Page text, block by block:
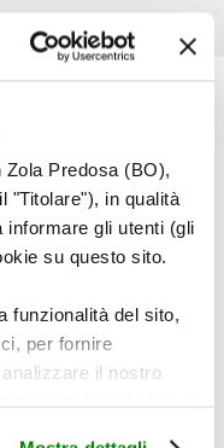
Predosa (BO),
"Titolare"), in qualità
informare gli utenti (gli
su questo sito.
funzionalità del sito,
per fornire
il nostro
taza y vierta